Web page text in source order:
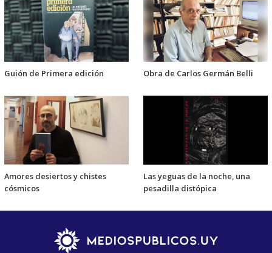
Guión de Primera edición Obra de Carlos Germán Belli
Amores desiertos y chistes
cósmicos
Las yeguas de la noche, una
pesadilla distópica